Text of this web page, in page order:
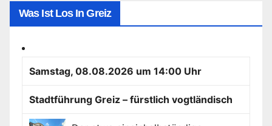
Was Ist Los In Greiz
Samstag, 08.08.2026 um 14:00 Uhr
Stadtführung Greiz – fürstlich vogtländisch